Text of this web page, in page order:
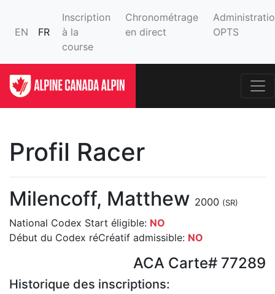
EN FR
Inscription
à la
course
Chronométrage
en direct
OPTS
Profil Racer
Milencoff, Matthew 2000 (SR)
National Codex Start éligible: NO
Début du Codex réCréatif admissible: NO
ACA Carte# 77289
Historique des inscriptions: